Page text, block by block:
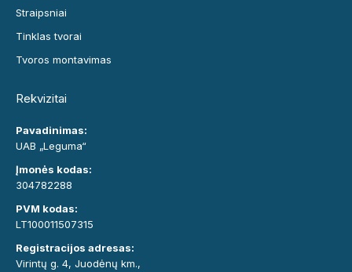
Straipsniai
Tinklas tvorai
Tvoros montavimas
Rekvizitai
Pavadinimas:
UAB „Leguma“
Įmonės kodas:
304782288
PVM kodas:
LT100011507315
Registracijos adresas:
Virintų g. 4, Juodėnų km.,